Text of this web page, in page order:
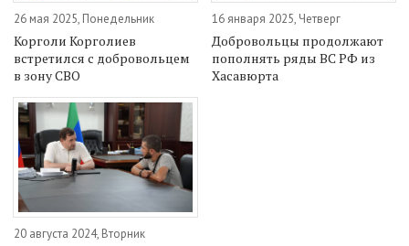
26 мая 2025, Понедельник
Корголи Корголиев
встретился с добровольцем
в зону СВО
16 января 2025, Четверг
Добровольцы продолжают
пополнять ряды ВС РФ из
Хасавюрта
20 августа 2024, Вторник